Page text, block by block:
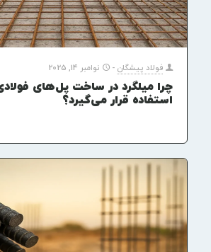
فولاد پیشگان - نوامبر 14, 2025
چرا میلگرد در ساخت پل‌های
استفاده قرار می‌گیرد؟